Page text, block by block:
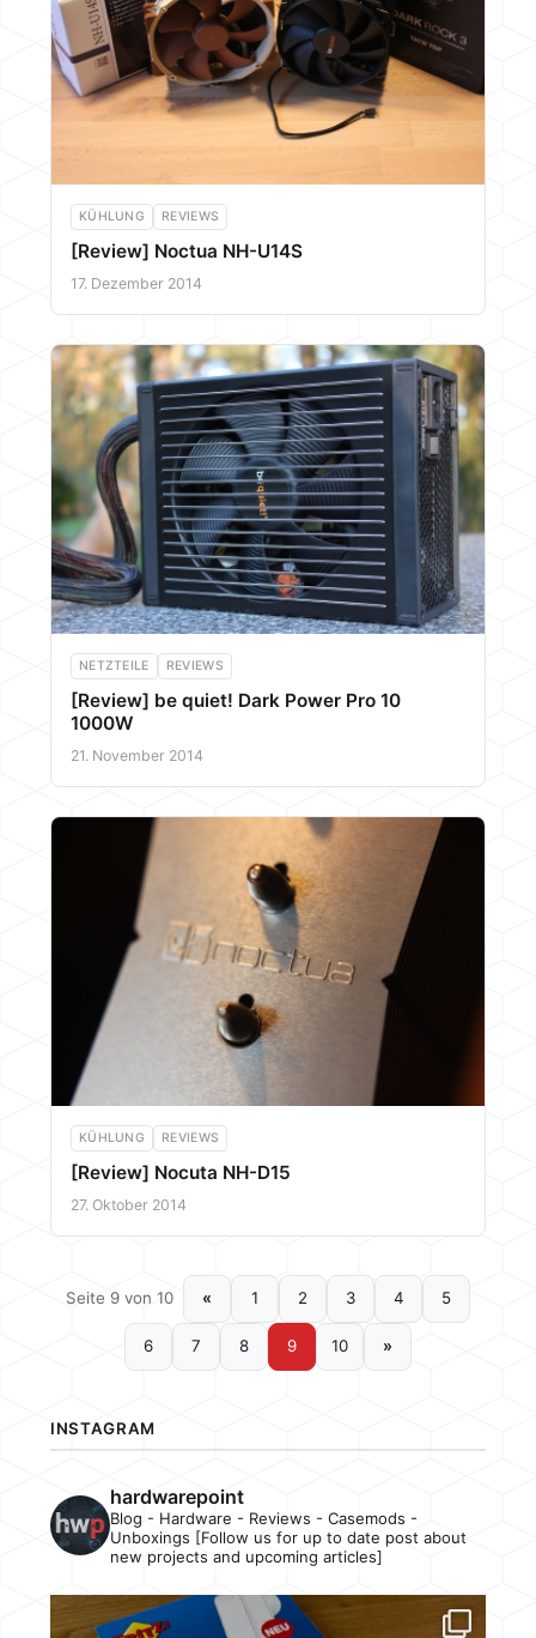
KÜHLUNG REVIEWS
[Review] Noctua NH-U14S
17. Dezember 2014
NETZTEILE REVIEWS
[Review] be quiet! Dark Power Pro 10
1000W
21. November 2014
KÜHLUNG REVIEWS
[Review] Nocuta NH-D15
27. Oktober 2014
Seite 9 von 10 « 1 2 3 4 5
6 7 8 9 10 »
INSTAGRAM
hardwarepoint
Blog - Hardware - Reviews - Casemods -
Unboxings [Follow us for up to date post about
new projects and upcoming articles]